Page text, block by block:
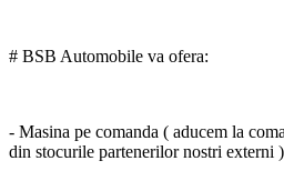
# BSB Automobile va ofera:
- Masina pe comanda ( aducem la
din stocurile partenerilor nostri externi )